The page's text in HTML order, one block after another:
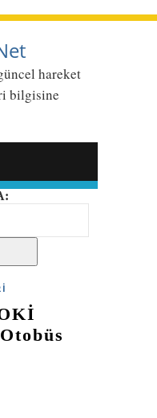
hareket
bilgisine